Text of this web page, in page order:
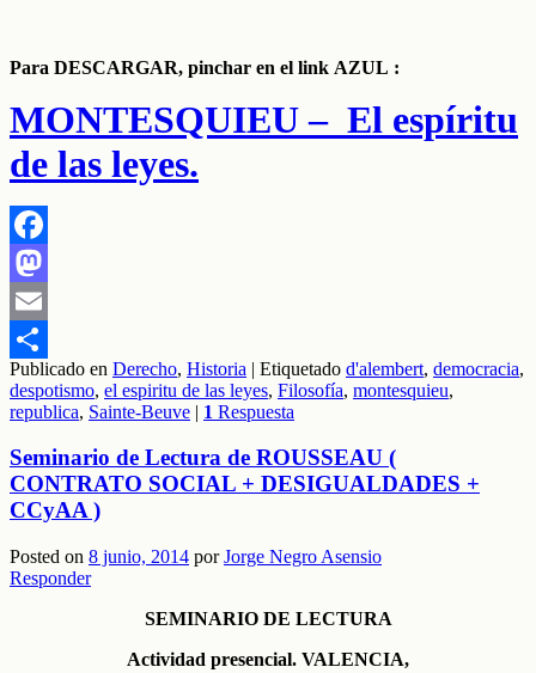
Para DESCARGAR, pinchar en el link AZUL :
MONTESQUIEU – El espíritu
de las leyes.
Facebook
Mastodon
Email
Compartir
Publicado en Derecho, Historia | Etiquetado d'alembert, democracia,
despotismo, el espiritu de las leyes, Filosofía, montesquieu,
republica, Sainte-Beuve | 1 Respuesta
Seminario de Lectura de ROUSSEAU (
CONTRATO SOCIAL + DESIGUALDADES +
CCyAA )
Posted on 8 junio, 2014 porJorge Negro Asensio
Responder
SEMINARIO DE LECTURA
Actividad presencial. VALENCIA,